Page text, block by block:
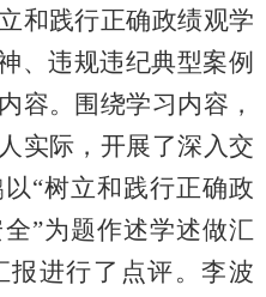
和践行正确政绩观学
、违规违纪典型案例
容。围绕学习内容，
实际，开展了深入交
“树立和践行正确政
”为题作述学述做汇
进行了点评。李波